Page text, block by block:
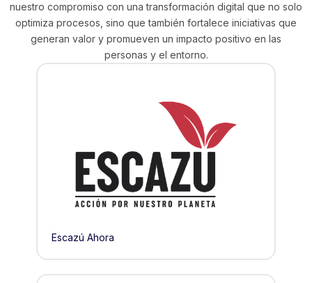
nuestro compromiso con una transformación digital que no solo
optimiza procesos, sino que también fortalece iniciativas que
generan valor y promueven un impacto positivo en las
personas y el entorno.
Escazú Ahora